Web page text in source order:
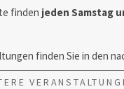
finden jeden Samstag
finden Sie in den